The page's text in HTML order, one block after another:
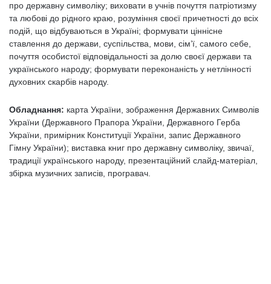
про державну символіку; виховати в учнів почуття патріотизму
та любові до рідного краю, розуміння своєї причетності до всіх
подій, що відбуваються в Україні; формувати ціннісне
ставлення до держави, суспільства, мови, сім’ї, самого себе,
почуття особистої відповідальності за долю своєї держави та
українського народу; формувати переконаність у нетлінності
духовних скарбів народу.
Обладнання: карта України, зображення Державних Символів
України (Державного Прапора України, Державного Герба
України, примірник Конституції України, запис Державного
Гімну України); виставка книг про державну символіку, звичаї,
традиції українського народу, презентаційний слайд-матеріал,
збірка музичних записів, програвач.